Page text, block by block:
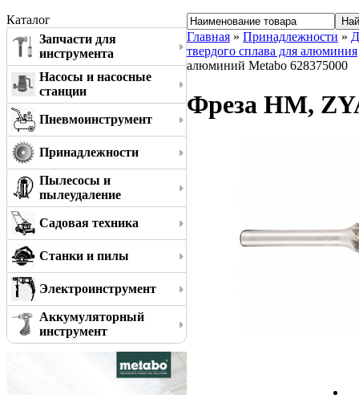
Каталог
Запчасти для
инструмента
Насосы и насосные
станции
Пневмоинструмент
Принадлежности
Пылесосы и
пылеудаление
Садовая техника
Станки и пилы
Электроинструмент
Аккумуляторный
инструмент
Главная » Принадлежности »
твердого сплава для алюминия
алюминий Metabo 628375000
Фреза HM,